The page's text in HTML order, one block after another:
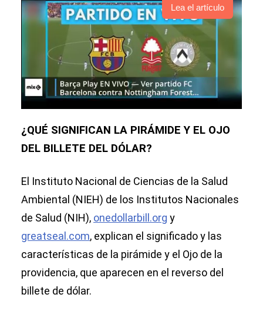
Lea el artículo
¿QUÉ SIGNIFICAN LA PIRÁMIDE Y EL OJO
DEL BILLETE DEL DÓLAR?
El Instituto Nacional de Ciencias de la Salud
Ambiental (NIEH) de los Institutos Nacionales
de Salud (NIH), onedollarbill.org y
greatseal.com, explican el significado y las
características de la pirámide y el Ojo de la
providencia, que aparecen en el reverso del
billete de dólar.